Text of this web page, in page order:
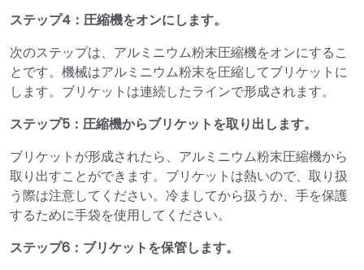
ステップ4：圧縮機をオンにします。
次のステップは、アルミニウム粉末圧縮機をオンにするこ
とです。機械はアルミニウム粉末を圧縮してブリケットに
します。ブリケットは連続したラインで形成されます。
ステップ5：圧縮機からブリケットを取り出します。
ブリケットが形成されたら、アルミニウム粉末圧縮機から
取り出すことができます。ブリケットは熱いので、取り扱
う際は注意してください。冷ましてから扱うか、手を保護
するために手袋を使用してください。
ステップ6：ブリケットを保管します。